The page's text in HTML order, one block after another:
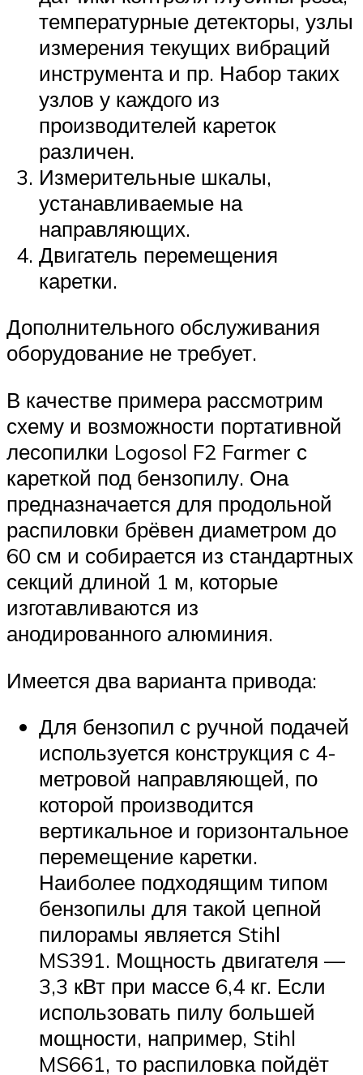
температурные детекторы, узлы
измерения текущих вибраций
инструмента и пр. Набор таких
узлов у каждого из
производителей кареток
различен.
Измерительные шкалы,
устанавливаемые на
направляющих.
Двигатель перемещения
каретки.
Дополнительного обслуживания
оборудование не требует.
В качестве примера рассмотрим
схему и возможности портативной
лесопилки Logosol F2 Farmer с
кареткой под бензопилу. Она
предназначается для продольной
распиловки брёвен диаметром до
60 см и собирается из стандартных
секций длиной 1 м, которые
изготавливаются из
анодированного алюминия.
Имеется два варианта привода:
Для бензопил с ручной подачей
используется конструкция с 4-
метровой направляющей, по
которой производится
вертикальное и горизонтальное
перемещение каретки.
Наиболее подходящим типом
бензопилы для такой цепной
пилорамы является Stihl
MS391. Мощность двигателя —
3,3 кВт при массе 6,4 кг. Если
использовать пилу большей
мощности, например, Stihl
MS661, то распиловка пойдёт